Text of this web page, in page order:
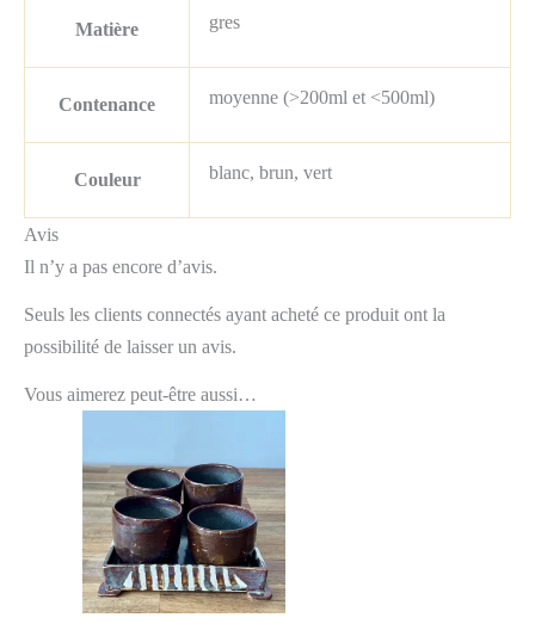
Matière gres
Contenance moyenne (>200ml et <500ml)
Couleur blanc, brun, vert
Avis
Il n’y a pas encore d’avis.
Seuls les clients connectés ayant acheté ce produit ont la
possibilité de laisser un avis.
Vous aimerez peut-être aussi…